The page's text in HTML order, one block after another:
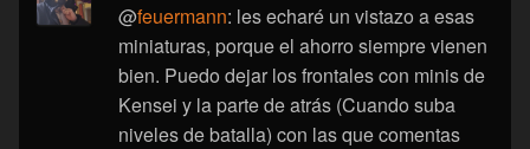
@feuermann: les echaré un vistazo a esas
miniaturas, porque el ahorro siempre vienen
bien. Puedo dejar los frontales con minis de
Kensei y la parte de atrás (Cuando suba
niveles de batalla) con las que comentas